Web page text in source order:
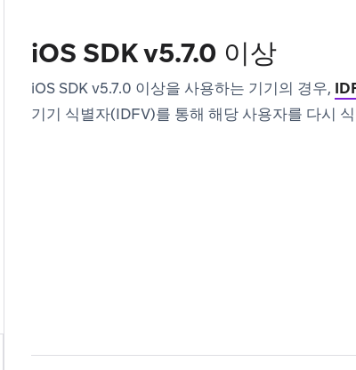
iOS SDK v5.7.0 이상
iOS SDK v5.7.0 이상을 사용하는 기기의 경우,
기기 식별자(IDFV)를 통해 해당 사용자를 다시